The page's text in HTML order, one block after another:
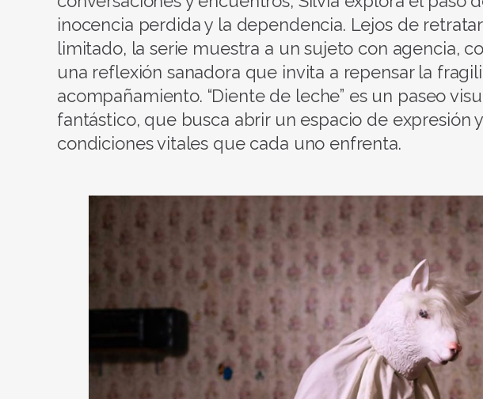
inocencia perdida y la dependencia. Lejos de
limitado, la serie muestra a un sujeto con agencia,
una reflexión sanadora que invita a repensar la
acompañamiento. “Diente de leche” es un paseo
fantástico, que busca abrir un espacio de expresión
condiciones vitales que cada uno enfrenta.